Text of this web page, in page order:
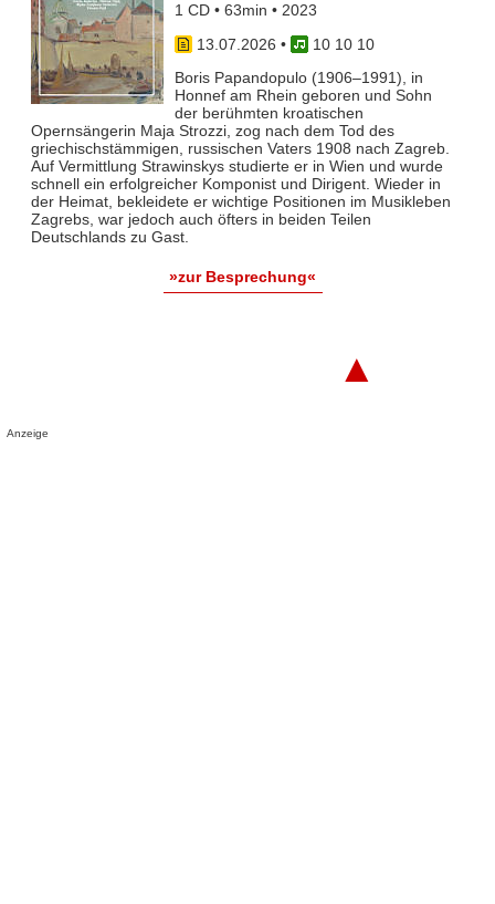
1 CD • 63min • 2023
13.07.2026 •
10 10 10
Boris Papandopulo (1906–1991), in
Honnef am Rhein geboren und Sohn
der berühmten kroatischen
Opernsängerin Maja Strozzi, zog nach dem Tod des
griechischstämmigen, russischen Vaters 1908 nach Zagreb.
Auf Vermittlung Strawinskys studierte er in Wien und wurde
schnell ein erfolgreicher Komponist und Dirigent. Wieder in
der Heimat, bekleidete er wichtige Positionen im Musikleben
Zagrebs, war jedoch auch öfters in beiden Teilen
Deutschlands zu Gast.
»zur Besprechung«
▲
Anzeige